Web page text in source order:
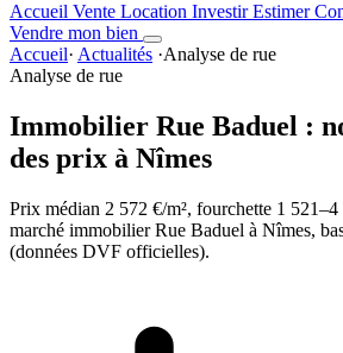
Accueil Vente Location InvestirEstimer
Vendre mon bien
Accueil· Actualités ·Analyse de rue
Analyse de rue
Immobilier Rue Baduel :
des prix à Nîmes
Prix médian 2 572 €/m², fourchette 1
marché immobilier Rue Baduel à Nîmes,
(données DVF officielles).